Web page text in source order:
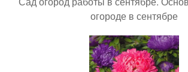
огороде в сентябре